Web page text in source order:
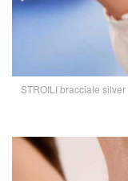
STROILI bracciale